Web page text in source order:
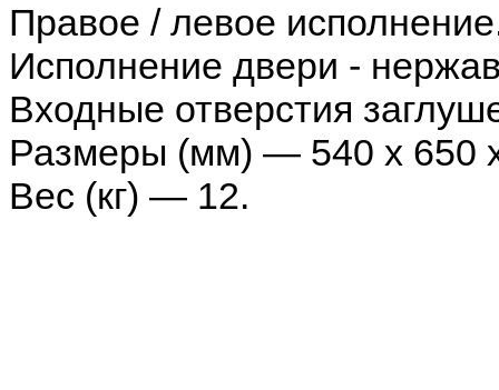
Правое / левое
Исполнение двери -
Входные отверстия
Размеры (мм) — 540 х 650
Вес (кг) — 12.